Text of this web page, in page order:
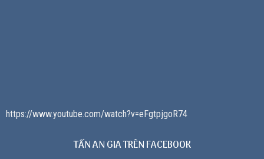
https://www.youtube.com/watch?v=eFgtpjgoR74
TẤN AN GIA TRÊN FACEBOOK